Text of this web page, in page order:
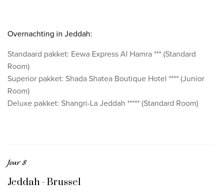
Overnachting in Jeddah:
Standaard pakket: Eewa Express Al Hamra *** (Standard
Room)
Superior pakket: Shada Shatea Boutique Hotel **** (Junior
Room)
Deluxe pakket: Shangri-La Jeddah ***** (Standard Room)
Jour 8
Jeddah - Brussel